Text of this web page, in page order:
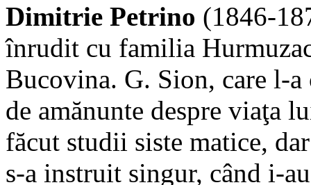
Dimitrie Petrino (1846-
înrudit cu familia
Bucovina. G. Sion, care l-a
de amănunte despre viaţa
făcut studii siste matice,
s-a instruit singur, când i-